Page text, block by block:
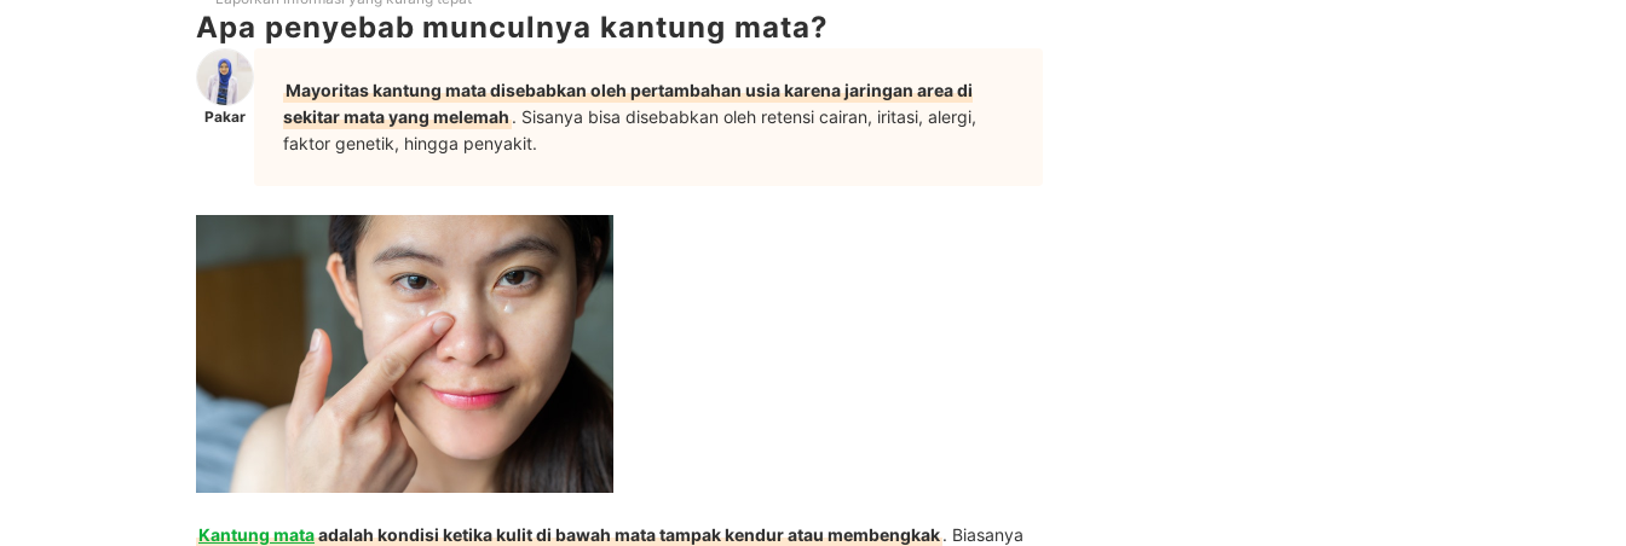
Apa penyebab munculnya kantung mata?
Pakar
Mayoritas kantung mata disebabkan oleh pertambahan usia karena jaringan area di
sekitar mata yang melemah. Sisanya bisa disebabkan oleh retensi cairan, iritasi, alergi,
faktor genetik, hingga penyakit.
Kantung mataadalah kondisi ketika kulit di bawah mata tampak kendur atau membengkak. Biasanya